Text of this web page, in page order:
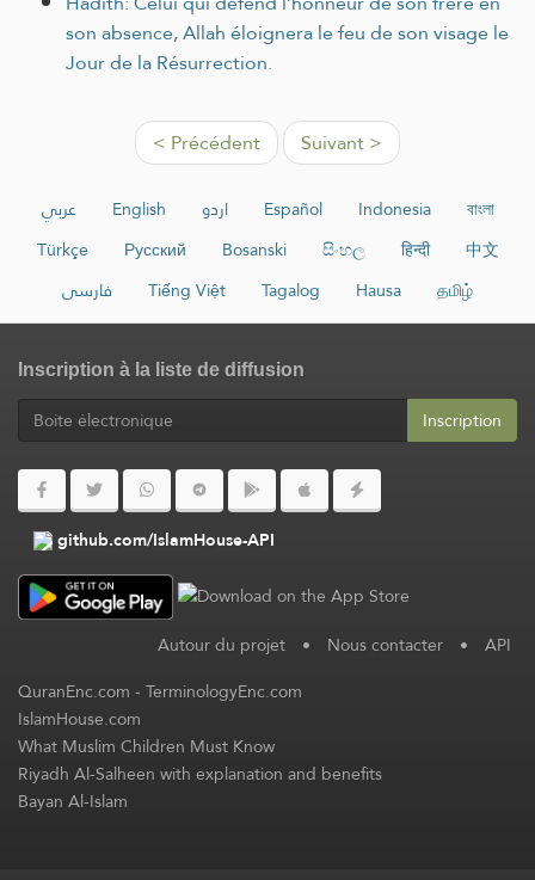
son absence, Allah éloignera le feu de son visage le
Jour de la Résurrection.
< Précédent Suivant >
عربي English اردو Español Indonesia
বাংলা
Türkçe
Русский Bosanski සිංහල हिन्दी
中文
فارسی
Tiếng Việt Tagalog Hausa தமிழ்
Inscription à la liste de diffusion
Inscription
github.com/IslamHouse-API
Autour du projet • Nous contacter • API
QuranEnc.com-TerminologyEnc.com
IslamHouse.com
What Muslim Children Must Know
Riyadh Al-Salheen with explanation and benefits
Bayan Al-Islam